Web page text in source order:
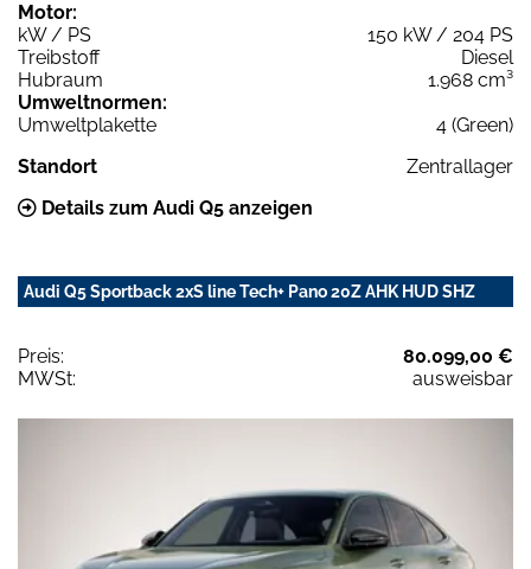
Motor:
kW / PS
150 kW / 204 PS
Treibstoff
Diesel
Hubraum
1.968 cm³
Umweltnormen:
Umweltplakette
4 (Green)
Standort
Zentrallager
Details zum Audi Q5 anzeigen
Audi Q5 Sportback 2xS line Tech+ Pano 20Z AHK HUD SHZ
Preis:
80.099,00 €
MWSt:
ausweisbar